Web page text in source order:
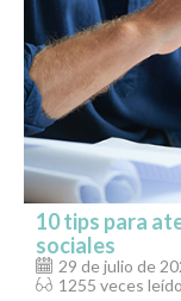
10 tips para
sociales
29 de julio de
1255 veces